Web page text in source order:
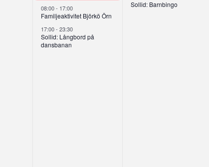
08:00- 17:00
Familjeaktivitet Björkö Örn
17:00- 23:30
Sollid: Långbord på
dansbanan
Sollid: Barnbingo